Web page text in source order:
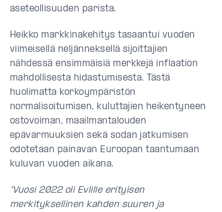
aseteollisuuden parista.
Heikko markkinakehitys tasaantui vuoden
viimeisellä neljänneksellä sijoittajien
nähdessä ensimmäisiä merkkejä inflaation
mahdollisesta hidastumisesta. Tästä
huolimatta korkoympäristön
normalisoitumisen, kuluttajien heikentyneen
ostovoiman, maailmantalouden
epävarmuuksien sekä sodan jatkumisen
odotetaan painavan Euroopan taantumaan
kuluvan vuoden aikana.
”Vuosi 2022 oli Evlille erityisen
merkityksellinen kahden suuren ja